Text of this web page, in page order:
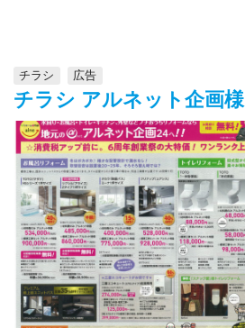
チラシ 広告
チラシ アルネット企画様